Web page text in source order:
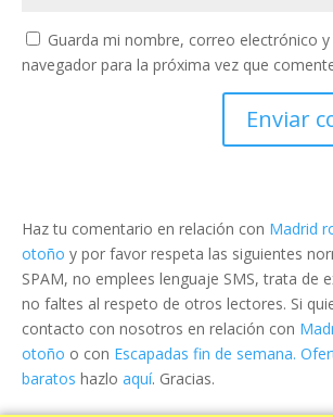
Guarda mi nombre, correo electrónico
navegador para la próxima vez que
Haz tu comentario en relación con Madrid
otoño y por favor respeta las siguientes
SPAM, no emplees lenguaje SMS, trata de
no faltes al respeto de otros lectores. Si
contacto con nosotros en relación con
otoño o con Escapadas fin de semana.
baratos hazlo aquí. Gracias.